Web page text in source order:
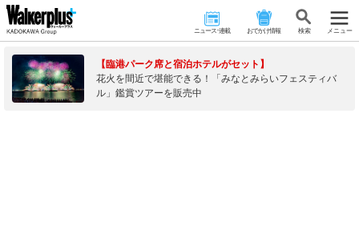
ニュース･連載 おでかけ情報 検 索 メニュー
【臨港パーク席と宿泊ホテルがセット】
花火を間近で堪能できる！「みなとみらいフェスティバ
ル」鑑賞ツアーを販売中